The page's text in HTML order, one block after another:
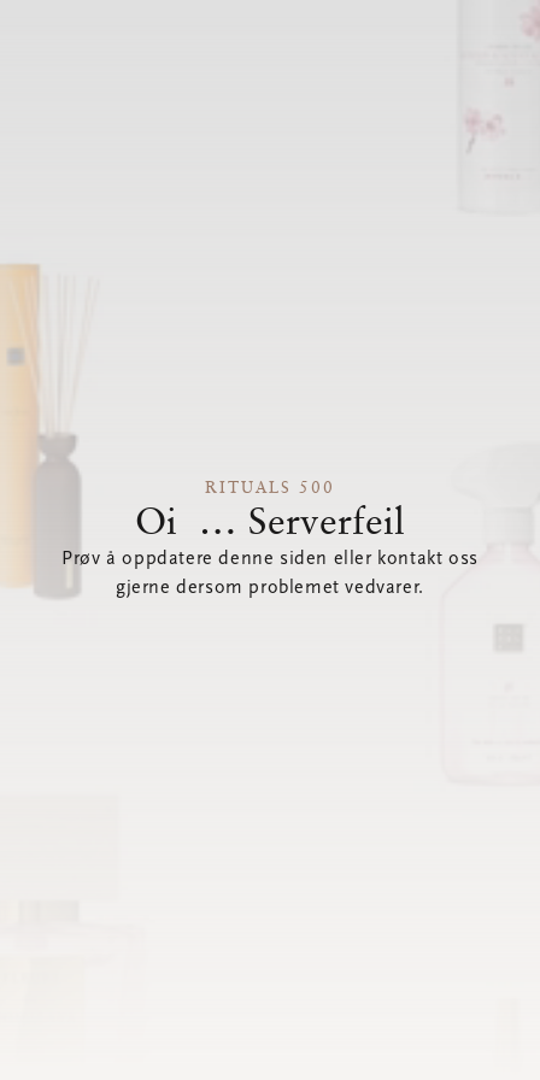
RITUALS 500
Oi … Serverfeil
Prøv å oppdatere denne siden eller kontakt oss
gjerne dersom problemet vedvarer.